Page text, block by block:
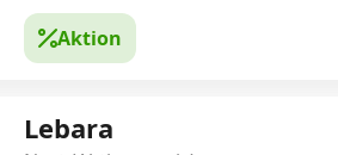
Aktion
Lebara